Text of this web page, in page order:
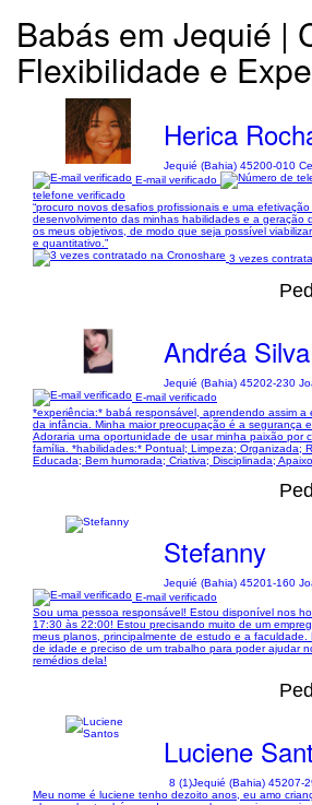
Babás em Jequié |
Flexibilidade e
Herica
Jequié (Bahia) 45200-010
E-mail verificado
telefone verificado
“procuro novos desafios profissionais e uma
desenvolvimento das minhas habilidades e a geração
os meus objetivos, de modo que seja possível
e quantitativo.”
3 vezes
Andréa
Jequié (Bahia) 45202-230
E-mail verificado
*experiência:* babá responsável, aprendendo assim a
da infância. Minha maior preocupação é a segurança
Adoraria uma oportunidade de usar minha paixão por
família. *habilidades:* Pontual; Limpeza; Organizada;
Educada; Bem humorada; Criativa; Disciplinada;
Stefanny
Jequié (Bahia) 45201-160
E-mail verificado
Sou uma pessoa responsável! Estou disponível nos
17:30 às 22:00! Estou precisando muito de um
meus planos, principalmente de estudo e a faculdade.
de idade e preciso de um trabalho para poder ajudar
remédios dela!
Luciene
8 (1)Jequié (Bahia) 45207-
Meu nome é luciene tenho dezoito anos, eu amo